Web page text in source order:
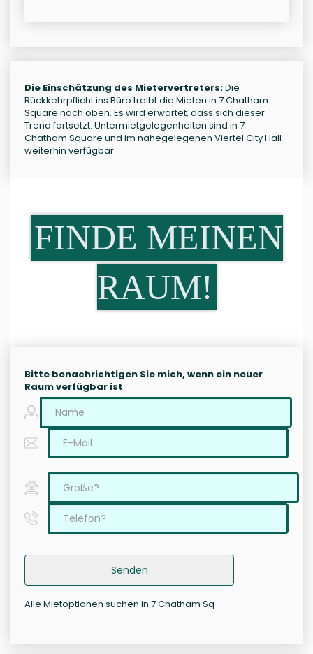
Die Einschätzung des Mietervertreters:Die
Rückkehrpflicht ins Büro treibt die Mieten in 7 Chatham
Square nach oben. Es wird erwartet, dass sich dieser
Trend fortsetzt. Untermietgelegenheiten sind in 7
Chatham Square und im nahegelegenen Viertel City Hall
weiterhin verfügbar.
FINDE MEINEN
RAUM!
Bitte benachrichtigen Sie mich, wenn ein neuer
Raum verfügbar ist
Senden
Alle Mietoptionen suchen in 7 Chatham Sq